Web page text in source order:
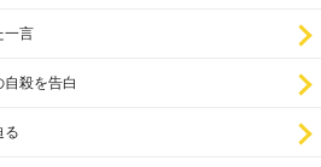
一言
殺を告白
る